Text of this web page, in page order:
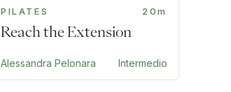
PILATES 20m
Reach the Extension
Alessandra Pelonara Intermedio